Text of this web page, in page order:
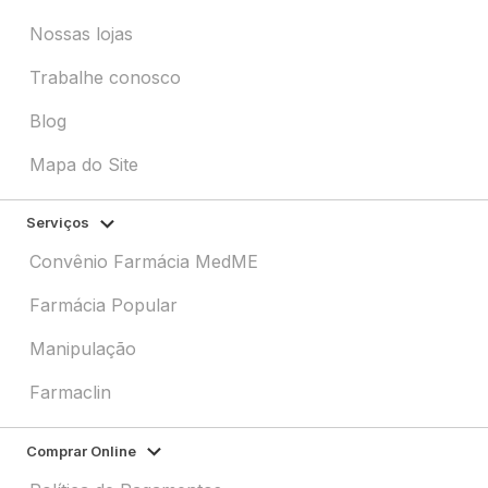
Nossas lojas
Trabalhe conosco
Blog
Mapa do Site
Serviços
Convênio Farmácia MedME
Farmácia Popular
Manipulação
Farmaclin
Comprar Online